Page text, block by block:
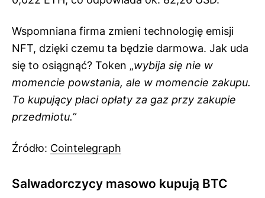
Wspomniana firma zmieni technologię emisji
NFT, dzięki czemu ta będzie darmowa. Jak uda
się to osiągnąć? Token „wybija się nie w
momencie powstania, ale w momencie zakupu.
To kupujący płaci opłaty za gaz przy zakupie
przedmiotu.”
Źródło: Cointelegraph
Salwadorczycy masowo kupują BTC